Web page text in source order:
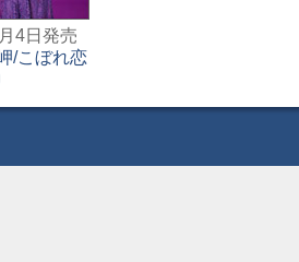
4日発売
/こぼれ恋